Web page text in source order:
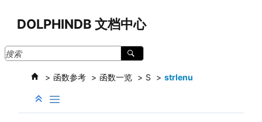
DOLPHINDB 文档中心
函数参考 函数一览 S strlenu